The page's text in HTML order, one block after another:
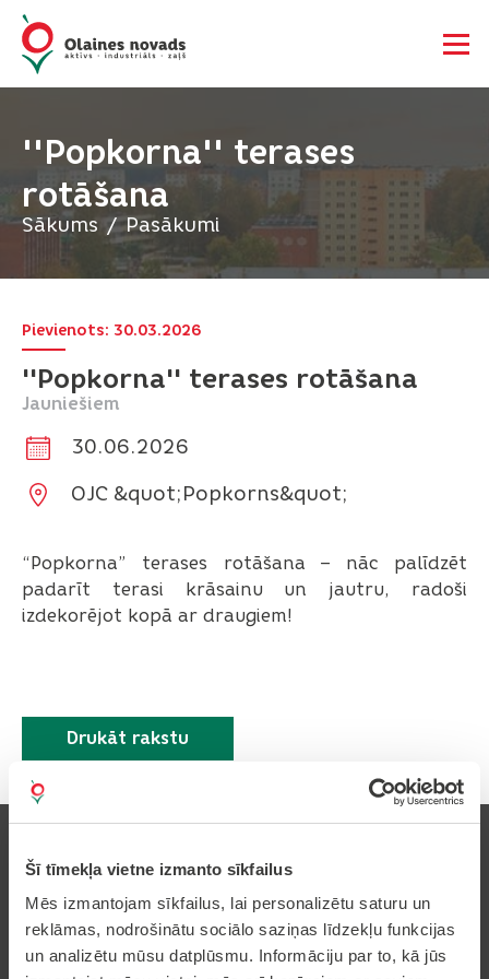
Šī tīmekļa vietne izmanto sīkfailus
Mēs izmantojam sīkfailus, lai personalizētu saturu un
reklāmas, nodrošinātu sociālo saziņas līdzekļu funkcijas
un analizētu mūsu datplūsmu. Informāciju par to, kā jūs
''Popkorna'' terases
rotāšana
Sākums Pasākumi
''Popkorna'' terases rotāšana
Pievienots: 30.03.2026
Jauniešiem
30.06.2026
OJC &quot;Popkorns&quot;
“Popkorna” terases rotāšana – nāc palīdzēt
padarīt terasi krāsainu un jautru, radoši
izdekorējot kopā ar draugiem!
Drukāt rakstu
Pierakstīties uz avīzi